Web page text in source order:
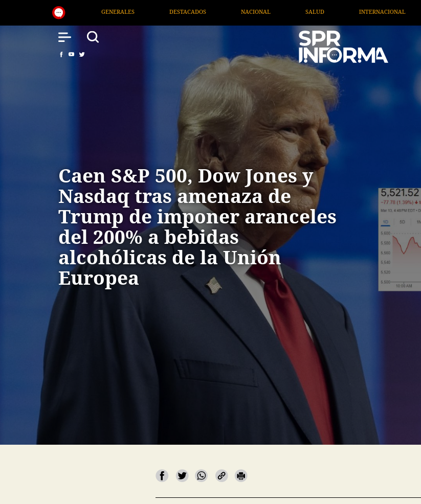
DESTACADOS NACIONAL SALUD INTERNACIONAL TV MIGRANTE INFORMA OPINIÓN
Caen S&P 500, Dow Jones y
Nasdaq tras amenaza de
Trump de imponer aranceles
del 200% a bebidas
alcohólicas de la Unión
Europea